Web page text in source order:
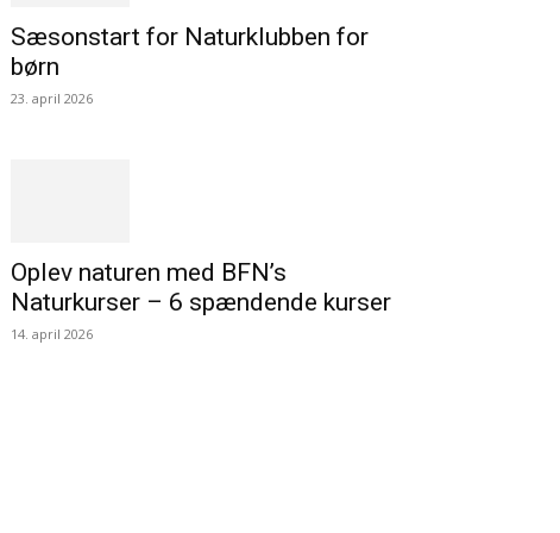
Sæsonstart for Naturklubben for
børn
23. april 2026
Oplev naturen med BFN’s
Naturkurser – 6 spændende kurser
14. april 2026